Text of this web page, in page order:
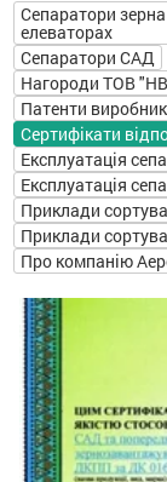
Сепаратори зерна
елеваторах
Сепаратори САД
Нагороди ТОВ
Патенти
Сертифікати
Експлуатація
Експлуатація
Приклади
Приклади
Про компанію